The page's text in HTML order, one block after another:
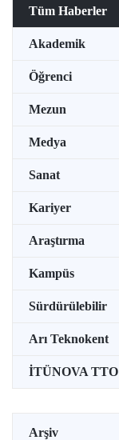
Tüm Haberler
Akademik
Öğrenci
Mezun
Medya
Sanat
Kariyer
Araştırma
Kampüs
Sürdürülebilir
Arı Teknokent
İTÜNOVA TTO
Arşiv